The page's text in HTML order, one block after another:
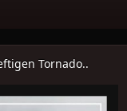
Tornado..